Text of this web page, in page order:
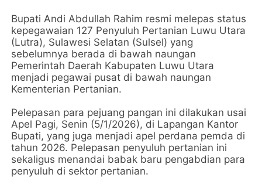
Bupati Andi Abdullah Rahim resmi melepas status
kepegawaian 127 Penyuluh Pertanian Luwu Utara
(Lutra), Sulawesi Selatan (Sulsel) yang
sebelumnya berada di bawah naungan
Pemerintah Daerah Kabupaten Luwu Utara
menjadi pegawai pusat di bawah naungan
Kementerian Pertanian.
Pelepasan para pejuang pangan ini dilakukan usai
Apel Pagi, Senin (5/1/2026), di Lapangan Kantor
Bupati, yang juga menjadi apel perdana pemda di
tahun 2026. Pelepasan penyuluh pertanian ini
sekaligus menandai babak baru pengabdian para
penyuluh di sektor pertanian.